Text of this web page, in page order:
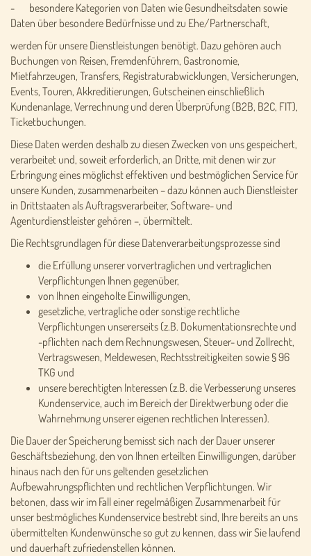
- besondere Kategorien von Daten wie Gesundheitsdaten sowie
Daten über besondere Bedürfnisse und zu Ehe/Partnerschaft,
werden für unsere Dienstleistungen benötigt. Dazu gehören auch
Buchungen von Reisen, Fremdenführern, Gastronomie,
Mietfahrzeugen, Transfers, Registraturabwicklungen, Versicherungen,
Events, Touren, Akkreditierungen, Gutscheinen einschließlich
Kundenanlage, Verrechnung und deren Überprüfung (B2B, B2C, FIT),
Ticketbuchungen.
Diese Daten werden deshalb zu diesen Zwecken von uns gespeichert,
verarbeitet und, soweit erforderlich, an Dritte, mit denen wir zur
Erbringung eines möglichst effektiven und bestmöglichen Service für
unsere Kunden, zusammenarbeiten – dazu können auch Dienstleister
in Drittstaaten als Auftragsverarbeiter, Software- und
Agenturdienstleister gehören –, übermittelt.
Die Rechtsgrundlagen für diese Datenverarbeitungsprozesse sind
die Erfüllung unserer vorvertraglichen und vertraglichen
Verpflichtungen Ihnen gegenüber,
von Ihnen eingeholte Einwilligungen,
gesetzliche, vertragliche oder sonstige rechtliche
Verpflichtungen unsererseits (z.B. Dokumentationsrechte und
-pflichten nach dem Rechnungswesen, Steuer- und Zollrecht,
Vertragswesen, Meldewesen, Rechtsstreitigkeiten sowie § 96
TKG und
unsere berechtigten Interessen (z.B. die Verbesserung unseres
Kundenservice, auch im Bereich der Direktwerbung oder die
Wahrnehmung unserer eigenen rechtlichen Interessen).
Die Dauer der Speicherung bemisst sich nach der Dauer unserer
Geschäftsbeziehung, den von Ihnen erteilten Einwilligungen, darüber
hinaus nach den für uns geltenden gesetzlichen
Aufbewahrungspflichten und rechtlichen Verpflichtungen. Wir
betonen, dass wir im Fall einer regelmäßigen Zusammenarbeit für
unser bestmögliches Kundenservice bestrebt sind, Ihre bereits an uns
übermittelten Kundenwünsche so gut zu kennen, dass wir Sie laufend
und dauerhaft zufriedenstellen können.